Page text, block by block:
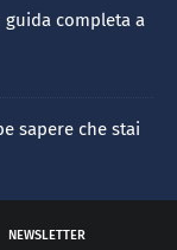
guida completa a
sapere che stai
NEWSLETTER